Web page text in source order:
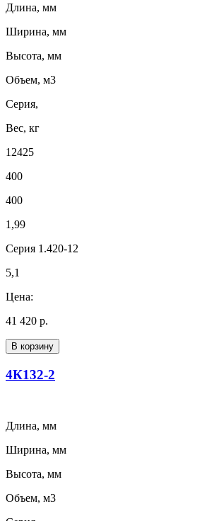
Длина, мм
Ширина, мм
Высота, мм
Объем, м3
Серия,
Вес, кг
12425
400
400
1,99
Серия 1.420-12
5,1
Цена:
41 420 р.
В корзину
4К132-2
Длина, мм
Ширина, мм
Высота, мм
Объем, м3